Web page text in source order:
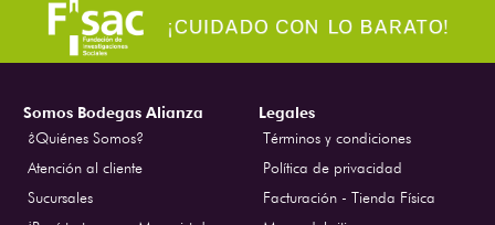
Somos Bodegas Alianza
¿Quiénes Somos?
Atención al cliente
Sucursales
Legales
Términos y condiciones
Política de privacidad
Facturación - Tienda Física